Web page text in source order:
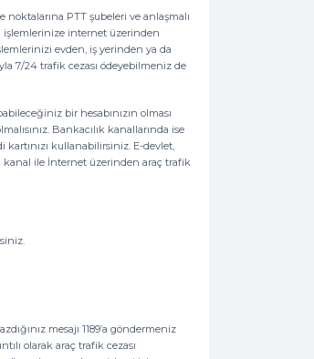
PTT şubeleri ve anlaşmalı
işlemlerinize internet üzerinden
evden, iş yerinden ya da
7/24 trafik cezası ödeyebilmeniz de
bir hesabınızın olması
Bankacılık kanallarında ise
kullanabilirsiniz. E-devlet,
kanal ile İnternet üzerinden araç trafik
mesajı 1189’a göndermeniz
olarak araç trafik cezası